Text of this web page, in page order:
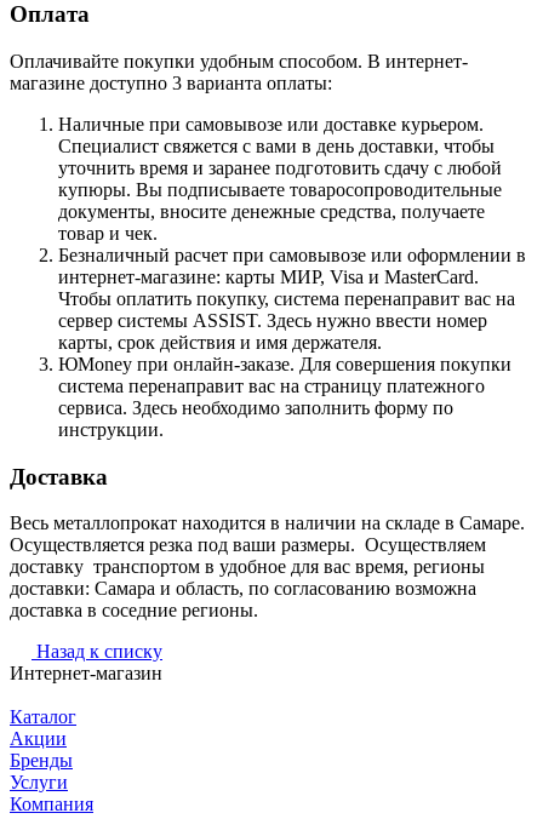
Оплата
Оплачивайте покупки удобным способом. В интернет-
магазине доступно 3 варианта оплаты:
Наличные при самовывозе или доставке курьером.
Специалист свяжется с вами в день доставки, чтобы
уточнить время и заранее подготовить сдачу с любой
купюры. Вы подписываете товаросопроводительные
документы, вносите денежные средства, получаете
товар и чек.
Безналичный расчет при самовывозе или оформлении в
интернет-магазине: карты МИР, Visa и MasterCard.
Чтобы оплатить покупку, система перенаправит вас на
сервер системы ASSIST. Здесь нужно ввести номер
карты, срок действия и имя держателя.
ЮMoney при онлайн-заказе. Для совершения покупки
система перенаправит вас на страницу платежного
сервиса. Здесь необходимо заполнить форму по
инструкции.
Доставка
Весь металлопрокат находится в наличии на складе в Самаре.
Осуществляется резка под ваши размеры. Осуществляем
доставку транспортом в удобное для вас время, регионы
доставки: Самара и область, по согласованию возможна
доставка в соседние регионы.
Назад к списку
Интернет-магазин
Каталог
Акции
Бренды
Услуги
Компания